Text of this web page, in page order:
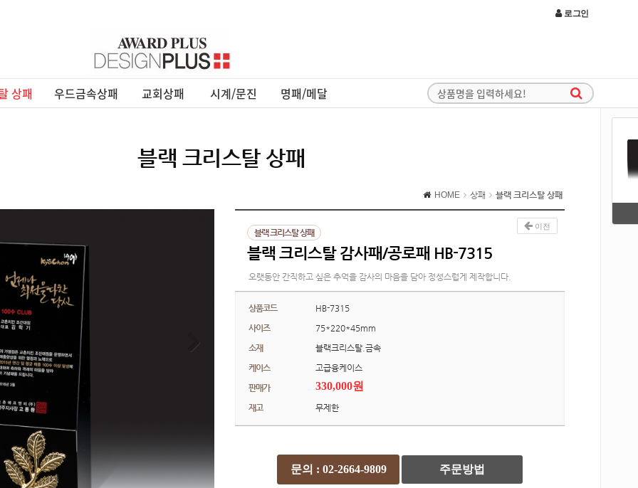
로그인
상패 우드금속상패 교회상패 시계/문진 명패/메달
블랙 크리스탈 상패
HOME 상패 블랙 크리스탈 상패
이전
블랙 크리스탈 상패
블랙 크리스탈 감사패/공로패 HB-7315
오랫동안 간직하고 싶은 추억을 감사의 마음을 담아 정성스럽게 제작합니다.
상품코드
HB-7315
사이즈
75*220*45mm
소재
블랙크리스탈.금속
케이스
고급융케이스
판매가
330,000원
재고 무제한
문의 : 02-2664-9809 주문방법